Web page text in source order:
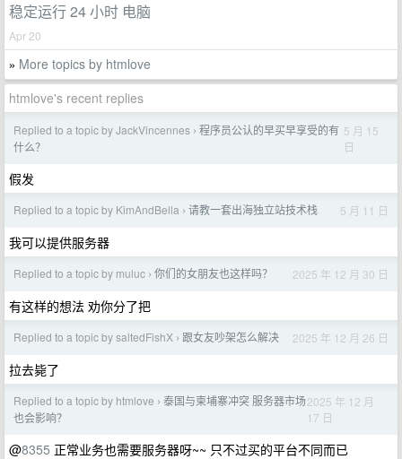
稳定运行 24 小时 电脑
Apr 20
» More topics by htmlove
htmlove's recent replies
Replied to a topic by JackVincennes › 程序员公认的早买早享受的有
什么？
5 月 15
日
假发
Replied to a topic by KimAndBella › 请教一套出海独立站技术栈 5 月 11 日
我可以提供服务器
Replied to a topic by muluc › 你们的女朋友也这样吗？ 2025 年 12 月 30 日
有这样的想法 劝你分了把
Replied to a topic by saltedFishX › 跟女友吵架怎么解决 2025 年 12 月 26 日
拉去毙了
Replied to a topic by htmlove › 泰国与柬埔寨冲突 服务器市场
也会影响？
2025 年 12 月
17 日
@8355 正常业务也需要服务器呀~~ 只不过买的平台不同而已